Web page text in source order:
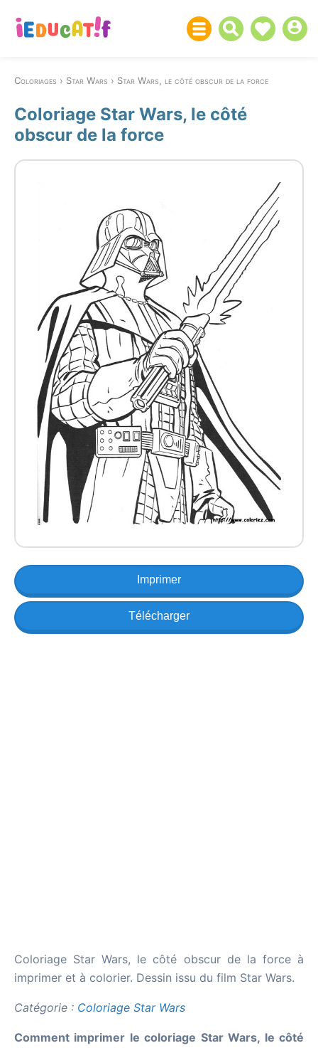
Coloriages Star Wars Star Wars, le côté obscur de la force
Coloriage Star Wars, le côté
obscur de la force
Imprimer
Télécharger
Coloriage Star Wars, le côté obscur de la force à
imprimer et à colorier. Dessin issu du film Star Wars.
Catégorie : Coloriage Star Wars
Comment imprimer le coloriage Star Wars, le côté